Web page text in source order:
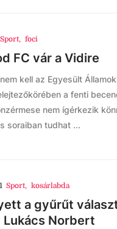
Sport, foci
FC vár a Vidire
kell az Egyesült
a fenti
nem ígérkezik
soraiban tudhat ...
Sport, kosárlabda
a gyűrűt
Norbert